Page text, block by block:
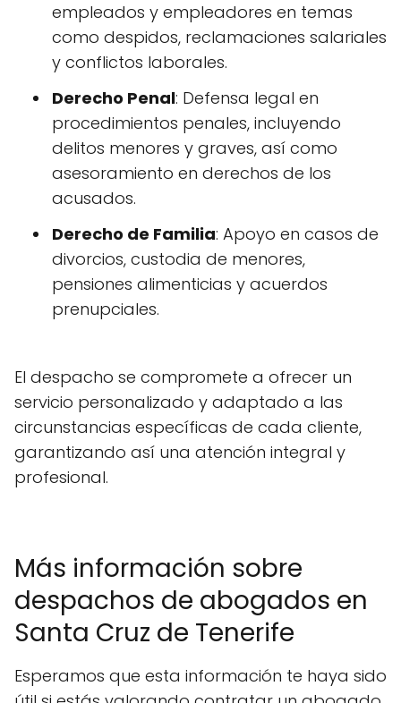
empleados y empleadores en temas
como despidos, reclamaciones salariales
y conflictos laborales.
Derecho Penal: Defensa legal en
procedimientos penales, incluyendo
delitos menores y graves, así como
asesoramiento en derechos de los
acusados.
Derecho de Familia: Apoyo en casos de
divorcios, custodia de menores,
pensiones alimenticias y acuerdos
prenupciales.
El despacho se compromete a ofrecer un
servicio personalizado y adaptado a las
circunstancias específicas de cada cliente,
garantizando así una atención integral y
profesional.
Más información sobre
despachos de abogados en
Santa Cruz de Tenerife
Esperamos que esta información te haya sido